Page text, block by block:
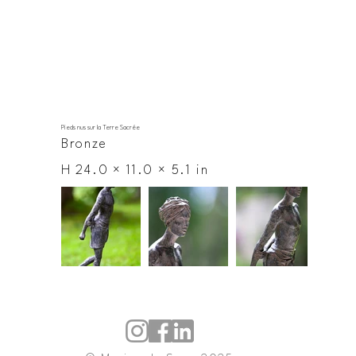
Pieds nus sur la Terre Sacrée
Bronze
H 24.0 × 11.0 × 5.1 in